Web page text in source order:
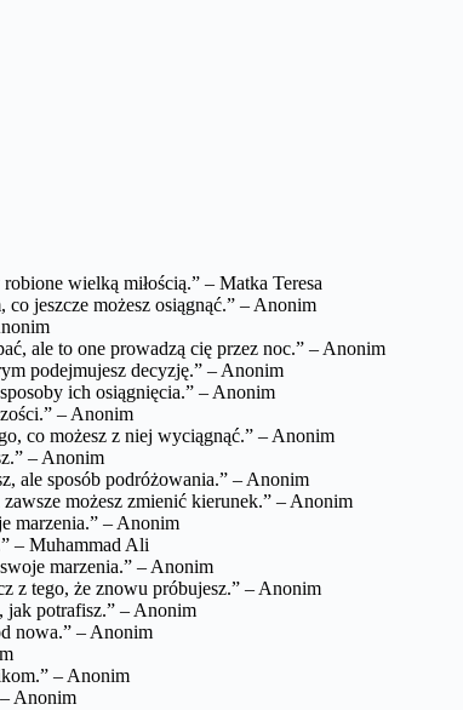
wielką miłością.” – Matka Teresa
co jeszcze możesz osiągnąć.” – Anonim
ale to one prowadzą cię przez noc.” – Anonim
podejmujesz decyzję.” – Anonim
ich osiągnięcia.” – Anonim
– Anonim
co możesz z niej wyciągnąć.” – Anonim
– Anonim
ale sposób podróżowania.” – Anonim
możesz zmienić kierunek.” – Anonim
marzenia.” – Anonim
– Muhammad Ali
marzenia.” – Anonim
z tego, że znowu próbujesz.” – Anonim
jak potrafisz.” – Anonim
nowa.” – Anonim
– Anonim
Anonim